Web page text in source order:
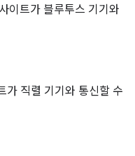
이트가 블루투스 기기와
가 직렬 기기와 통신할 수